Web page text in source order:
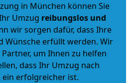
in München können Sie
Umzug reibungslos und
wir sorgen dafür, dass Ihre
Wünsche erfüllt werden. Wir
um Ihnen zu helfen
dass Ihr Umzug nach
erfolgreicher ist.